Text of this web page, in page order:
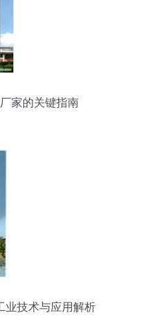
家的关键指南
业技术与应用解析